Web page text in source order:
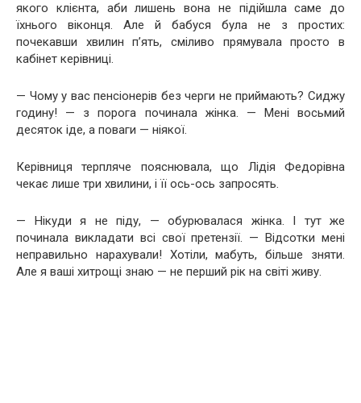
якого клієнта, аби лишень вона не підійшла саме до
їхнього віконця. Але й бабуся була не з простих:
почекавши хвилин п’ять, сміливо прямувала просто в
кабінет керівниці.
— Чому у вас пенсіонерів без черги не приймають? Сиджу
годину! — з порога починала жінка. — Мені восьмий
десяток іде, а поваги — ніякої.
Керівниця терпляче пояснювала, що Лідія Федорівна
чекає лише три хвилини, і її ось-ось запросять.
— Нікуди я не піду, — обурювалася жінка. І тут же
починала викладати всі свої претензії. — Відсотки мені
неправильно нарахували! Хотіли, мабуть, більше зняти.
Але я ваші хитрощі знаю — не перший рік на світі живу.